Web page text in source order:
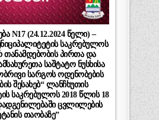
N17 (24.12.2024 წელი) –
საკრებულოს
პირთა და
საშტატო ნუსხისა
სარგოს ოდენობების
შესახებ“ ლანჩხუთის
საკრებულოს 2018 წლის 18
ცვლილების
თაობაზე”